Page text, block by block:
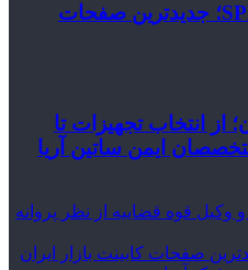
مقایسه مارمونایت و SPL؛ جدیدترین صفحات
از انتخاب تجهیزات تا
ایمن ساتین آریا